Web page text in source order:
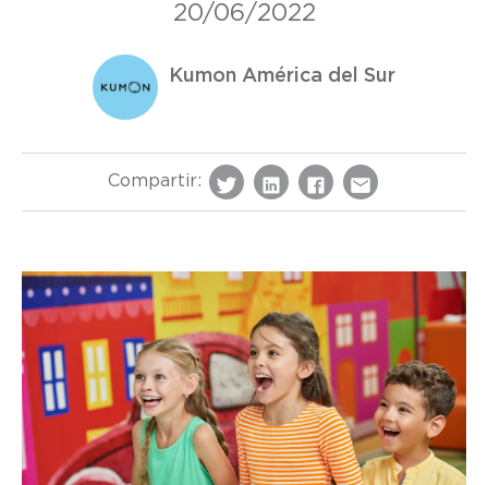
20/06/2022
Kumon América del Sur
Compartir: